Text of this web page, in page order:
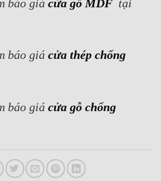
báo giá cửa gỗ MDF tại
báo giá cửa thép chống
báo giá cửa gỗ chống